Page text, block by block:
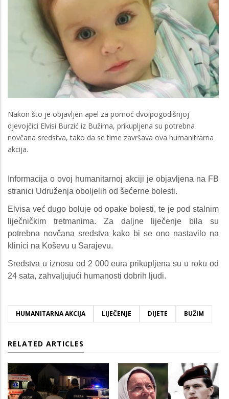
Nakon što je objavljen apel za pomoć dvoipogodišnjoj
djevojčici Elvisi Burzić iz Bužima, prikupljena su potrebna
novčana sredstva, tako da se time završava ova humanitrarna
akcija.
Informacija o ovoj humanitarnoj akciji je objavljena na FB
stranici Udruženja oboljelih od šećerne bolesti.
Elvisa već dugo boluje od opake bolesti, te je pod stalnim
liječničkim tretmanima. Za daljne liječenje bila su
potrebna novčana sredstva kako bi se ono nastavilo na
klinici na Koševu u Sarajevu.
Sredstva u iznosu od 2 000 eura prikupljena su u roku od
24 sata, zahvaljujući humanosti dobrih ljudi.
HUMANITARNA AKCIJA LIJEČENJE DIJETE BUŽIM
RELATED ARTICLES